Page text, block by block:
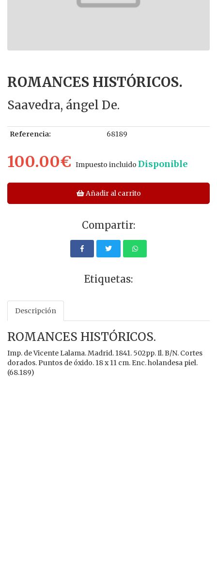
ROMANCES HISTÓRICOS.
Saavedra, ángel De.
Referencia: 68189
100.00€ Impuesto incluido Disponible
Añadir al carrito
Compartir:
Etiquetas:
Descripción
ROMANCES HISTÓRICOS.
Imp. de Vicente Lalama. Madrid. 1841. 502pp. Il. B/N. Cortes
dorados. Puntos de óxido. 18 x 11 cm. Enc. holandesa piel.
(68.189)